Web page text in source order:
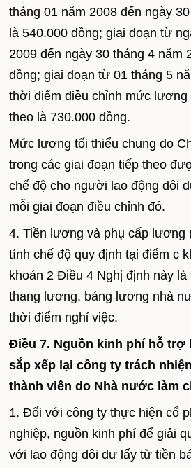
tháng 01 năm 2008 đến ngày
là 540.000 đồng; giai đoạn từ
2009 đến ngày 30 tháng 4 năm
đồng; giai đoạn từ 01 tháng 5
thời điểm điều chỉnh mức lương
theo là 730.000 đồng.
Mức lương tối thiểu chung do
trong các giai đoạn tiếp theo
chế độ cho người lao động dôi
mỗi giai đoạn điều chỉnh đó.
4. Tiền lương và phụ cấp lương
tính chế độ quy định tại điểm c
khoản 2 Điều 4 Nghị định này
thang lương, bảng lương nhà
thời điểm nghỉ việc.
Điều 7. Nguồn kinh phí hỗ trợ
sắp xếp lại công ty trách
thành viên do Nhà nước làm
1. Đối với công ty thực hiện cổ
nghiệp, nguồn kinh phí để giải
với lao động dôi dư lấy từ tiền